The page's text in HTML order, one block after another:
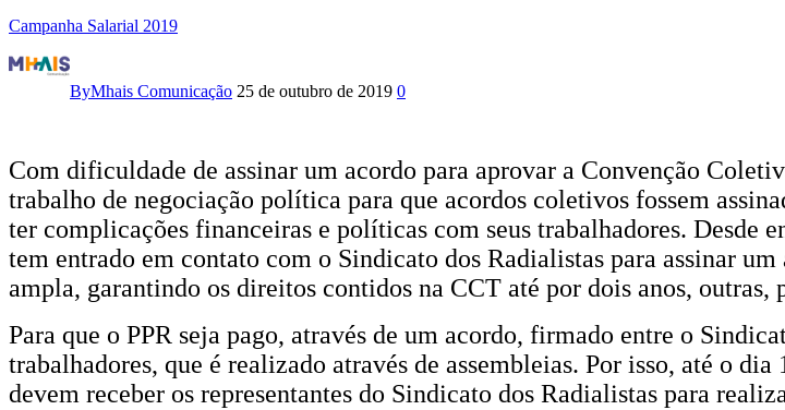
Campanha Salarial 2019
Calendário
nas
emissoras
de
TV,
para
fechamento
ByMhais Comunicação 25 de outubro de 2019 0
Com dificuldade de assinar um acordo para aprovar a Convenção
trabalho de negociação política para que acordos coletivos fossem
ter complicações financeiras e políticas com seus trabalhadores. Desde
tem entrado em contato com o Sindicato dos Radialistas para assinar
ampla, garantindo os direitos contidos na CCT até por dois anos, outras,
Para que o PPR seja pago, através de um acordo, firmado entre o
trabalhadores, que é realizado através de assembleias. Por isso, até o
devem receber os representantes do Sindicato dos Radialistas para